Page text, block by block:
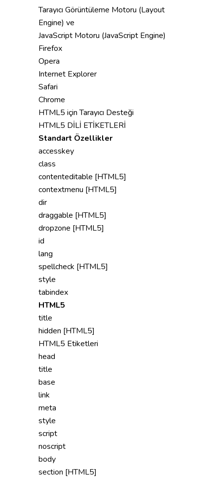
Tarayıcı Görüntüleme Motoru (Layout
Engine) ve
JavaScript Motoru (JavaScript Engine)
Firefox
Opera
Internet Explorer
Safari
Chrome
HTML5 için Tarayıcı Desteği
HTML5 DİLİ ETİKETLERİ
Standart Özellikler
accesskey
class
contenteditable [HTML5]
contextmenu [HTML5]
dir
draggable [HTML5]
dropzone [HTML5]
id
lang
spellcheck [HTML5]
style
tabindex
HTML5
title
hidden [HTML5]
HTML5 Etiketleri
head
title
base
link
meta
style
script
noscript
body
section [HTML5]